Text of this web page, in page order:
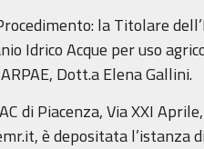
la Titolare
Idrico Acque per uso
Dott.a Elena Gallini.
di Piacenza, Via XXI
è depositata l’istanza